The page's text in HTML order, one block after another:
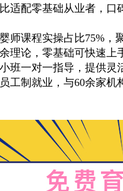
适配零基础从业者，口
课程实操占比75%，
理论，零基础可快速上
班一对一指导，提供灵
工制就业，与60余家机